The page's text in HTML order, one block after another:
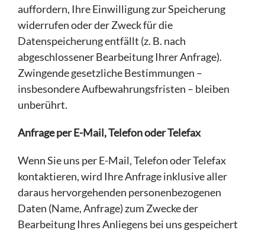
auffordern, Ihre Einwilligung zur Speicherung
widerrufen oder der Zweck für die
Datenspeicherung entfällt (z. B. nach
abgeschlossener Bearbeitung Ihrer Anfrage).
Zwingende gesetzliche Bestimmungen –
insbesondere Aufbewahrungsfristen – bleiben
unberührt.
Anfrage per E-Mail, Telefon oder Telefax
Wenn Sie uns per E-Mail, Telefon oder Telefax
kontaktieren, wird Ihre Anfrage inklusive aller
daraus hervorgehenden personenbezogenen
Daten (Name, Anfrage) zum Zwecke der
Bearbeitung Ihres Anliegens bei uns gespeichert